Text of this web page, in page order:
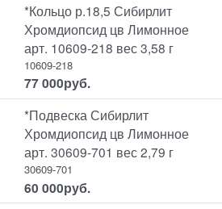
*Кольцо р.18,5 Сибирлит
Хромдиопсид цв Лимонное
арт. 10609-218 вес 3,58 г
10609-218
77 000руб.
*Подвеска Сибирлит
Хромдиопсид цв Лимонное
арт. 30609-701 вес 2,79 г
30609-701
60 000руб.